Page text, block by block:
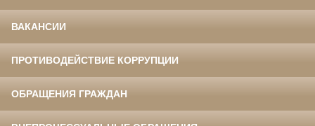
ВАКАНСИИ
ПРОТИВОДЕЙСТВИЕ КОРРУПЦИИ
ОБРАЩЕНИЯ ГРАЖДАН